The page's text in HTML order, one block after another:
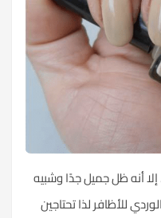
أنه ظل جميل جدًا وشبيه
للأظافر لذا تحتاجين